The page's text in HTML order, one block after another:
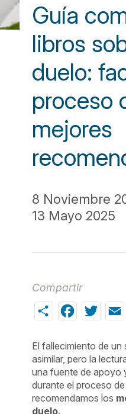
Guía
libros
duelo:
proceso
mejores
8 Noviembre
13 Mayo 2025
Compartir
Share
El fallecimiento de
asimilar, pero la
una fuente de apoyo
durante el proceso
recomendamos los
duelo.